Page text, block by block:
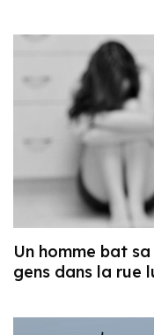
Un homme bat
gens dans la rue